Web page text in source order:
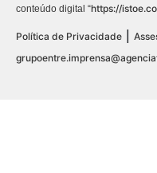
conteúdo digital “https://
Política de Privacidade